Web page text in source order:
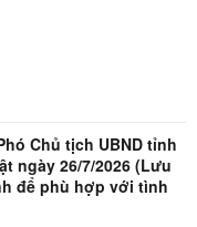
Chủ tịch UBND tỉnh
ngày 26/7/2026 (Lưu
để phù hợp với tình